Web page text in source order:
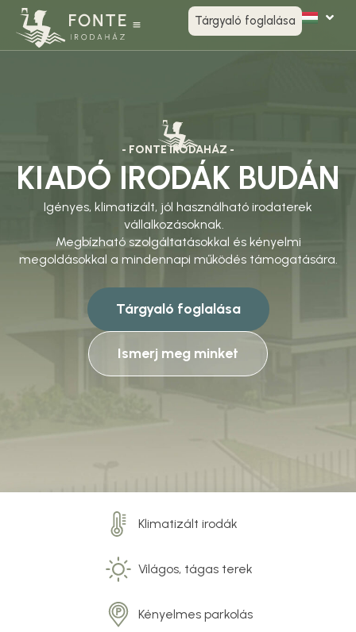
Tárgyaló foglalása
- FONTE IRODAHÁZ -
KIADÓ IRODÁK BUDÁN
Igényes, klimatizált, jól használható irodaterek
vállalkozásoknak.
Megbízható szolgáltatásokkal és kényelmi
megoldásokkal a mindennapi működés támogatására.
Tárgyaló foglalása
Ismerj meg minket
Klimatizált irodák
Világos, tágas terek
Kényelmes parkolás